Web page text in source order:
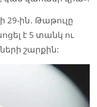
ին․ Թաթուլը
է 5 տանկ ու
շարքին: